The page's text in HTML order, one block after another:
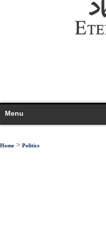
Menu
Home > Politics